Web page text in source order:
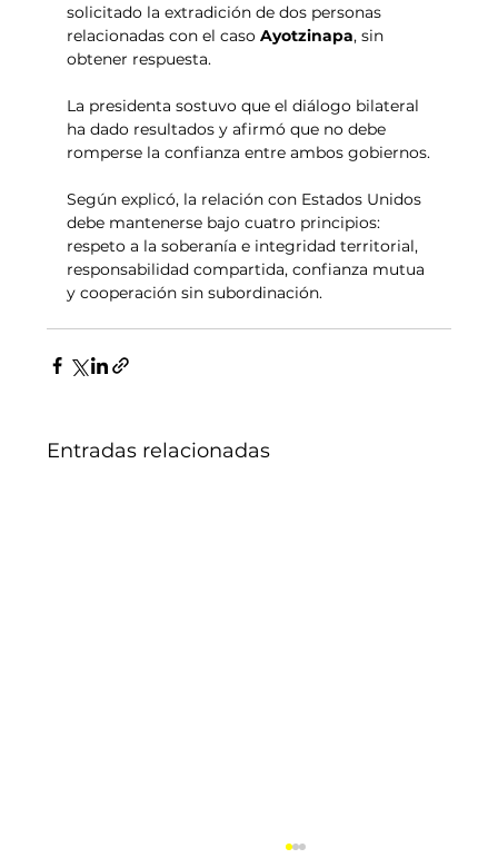
solicitado la extradición de dos personas
relacionadas con el caso Ayotzinapa, sin
obtener respuesta.
La presidenta sostuvo que el diálogo bilateral
ha dado resultados y afirmó que no debe
romperse la confianza entre ambos gobiernos.
Según explicó, la relación con Estados Unidos
debe mantenerse bajo cuatro principios:
respeto a la soberanía e integridad territorial,
responsabilidad compartida, confianza mutua
y cooperación sin subordinación.
Entradas relacionadas